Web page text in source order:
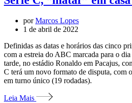
porMarcos Lopes
1 de abril de 2022
Definidas as datas e horários das cinco
com a estreia do ABC marcada para o
tarde, no estádio Ronaldo em Pacajus,
C terá um novo formato de disputa, com
em turno único (19 rodadas).
Leia Mais